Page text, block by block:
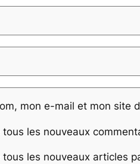
mon e-mail et mon site
les nouveaux
les nouveaux articles